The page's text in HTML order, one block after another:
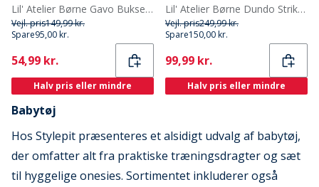
Lil' Atelier Børne Gavo Bukser Turtledove
Vejl. pris149,99 kr.
Spare95,00 kr.
Current
54,99 kr.
Halv pris eller mindre
Lil' Atelier Børne Dundo Strikket Bukser Oxford Tan
Vejl. pris249,99 kr.
Spare150,00 kr.
Current
99,99 kr.
Halv pris eller mindre
Babytøj
Hos Stylepit præsenteres et alsidigt udvalg af babytøj,
der omfatter alt fra praktiske træningsdragter og sæt
til hyggelige onesies. Sortimentet inkluderer også